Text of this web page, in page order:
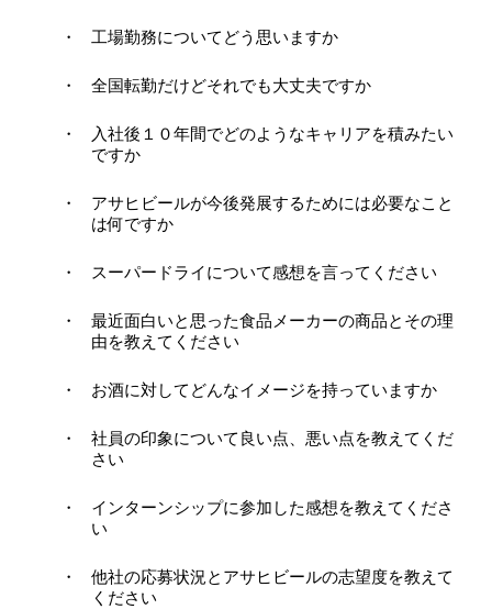
工場勤務についてどう思いますか
全国転勤だけどそれでも大丈夫ですか
入社後１０年間でどのようなキャリアを積みたい
ですか
アサヒビールが今後発展するためには必要なこと
は何ですか
スーパードライについて感想を言ってください
最近面白いと思った食品メーカーの商品とその理
由を教えてください
お酒に対してどんなイメージを持っていますか
社員の印象について良い点、悪い点を教えてくだ
さい
インターンシップに参加した感想を教えてくださ
い
他社の応募状況とアサヒビールの志望度を教えて
ください